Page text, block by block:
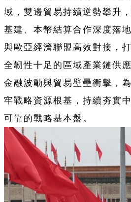
域，雙邊貿易持續逆勢攀升
基建、本幣結算合作深度落
與歐亞經濟聯盟高效對接，
全韌性十足的區域產業鏈供
金融波動與貿易壁壘衝擊，
牢戰略資源根基，持續夯實
可靠的戰略基本盤。